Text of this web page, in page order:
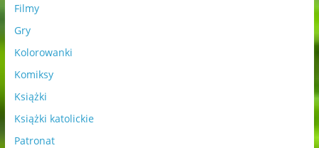
Filmy
Gry
Kolorowanki
Komiksy
Książki
Książki katolickie
Patronat